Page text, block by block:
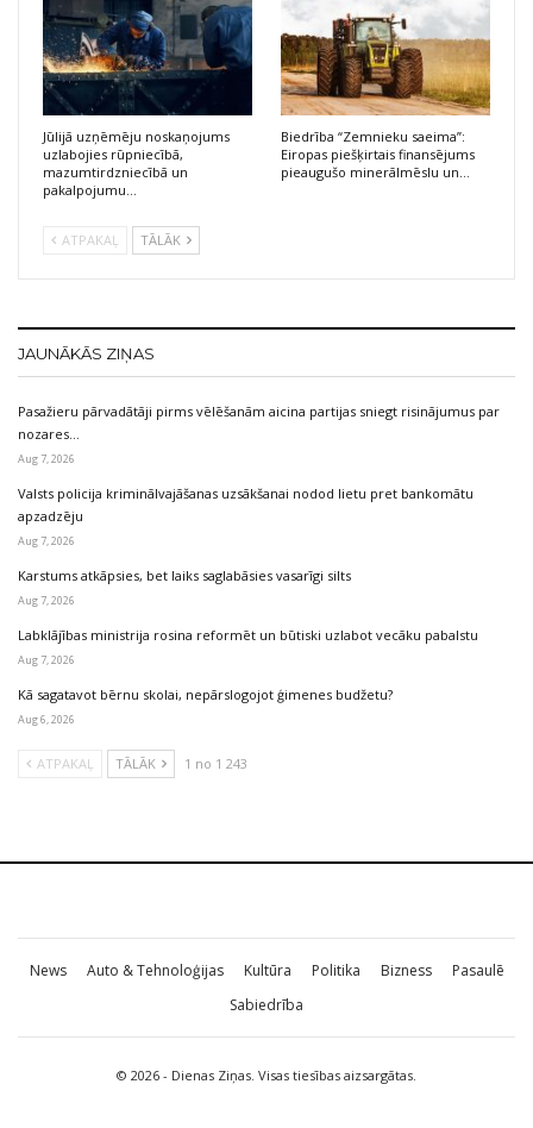
Jūlijā uzņēmēju noskaņojums
uzlabojies rūpniecībā,
mazumtirdzniecībā un
pakalpojumu…
Biedrība “Zemnieku saeima”:
Eiropas piešķirtais finansējums
pieaugušo minerālmēslu un…
ATPAKAĻ TĀLĀK
JAUNĀKĀS ZIŅAS
Pasažieru pārvadātāji pirms vēlēšanām aicina partijas sniegt risinājumus par
nozares…
Aug 7, 2026
Valsts policija kriminālvajāšanas uzsākšanai nodod lietu pret bankomātu
apzadzēju
Aug 7, 2026
Karstums atkāpsies, bet laiks saglabāsies vasarīgi silts
Aug 7, 2026
Labklājības ministrija rosina reformēt un būtiski uzlabot vecāku pabalstu
Aug 7, 2026
Kā sagatavot bērnu skolai, nepārslogojot ģimenes budžetu?
Aug 6, 2026
ATPAKAĻ TĀLĀK 1 no 1 243
News Auto & Tehnoloģijas Kultūra Politika Bizness
Pasaulē
Sabiedrība
© 2026 - Dienas Ziņas. Visas tiesības aizsargātas.